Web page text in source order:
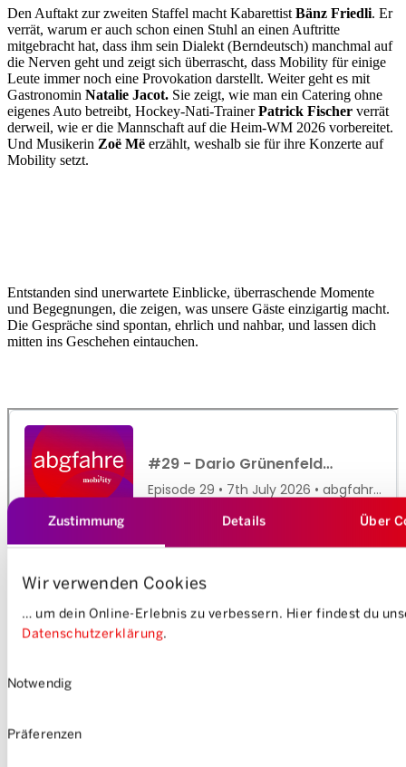
Zustimmung Details Über
Wir verwenden Cookies
… um dein Online-Erlebnis zu verbessern. Hier findest du
Datenschutzerklärung.
Notwendig
Präferenzen
Den Auftakt zur zweiten Staffel macht Kabarettist Bänz Friedli. Er
verrät, warum er auch schon einen Stuhl an einen Auftritte
mitgebracht hat, dass ihm sein Dialekt (Berndeutsch) manchmal auf
die Nerven geht und zeigt sich überrascht, dass Mobility für einige
Leute immer noch eine Provokation darstellt. Weiter geht es mit
Gastronomin Natalie Jacot. Sie zeigt, wie man ein Catering ohne
eigenes Auto betreibt, Hockey-Nati-TrainerPatrick Fischer verrät
derweil, wie er die Mannschaft auf die Heim-WM 2026 vorbereitet.
Und Musikerin Zoë Më erzählt, weshalb sie für ihre Konzerte auf
Mobility setzt.
Entstanden sind unerwartete Einblicke, überraschende Momente
und Begegnungen, die zeigen, was unsere Gäste einzigartig macht.
Die Gespräche sind spontan, ehrlich und nahbar, und lassen dich
mitten ins Geschehen eintauchen.